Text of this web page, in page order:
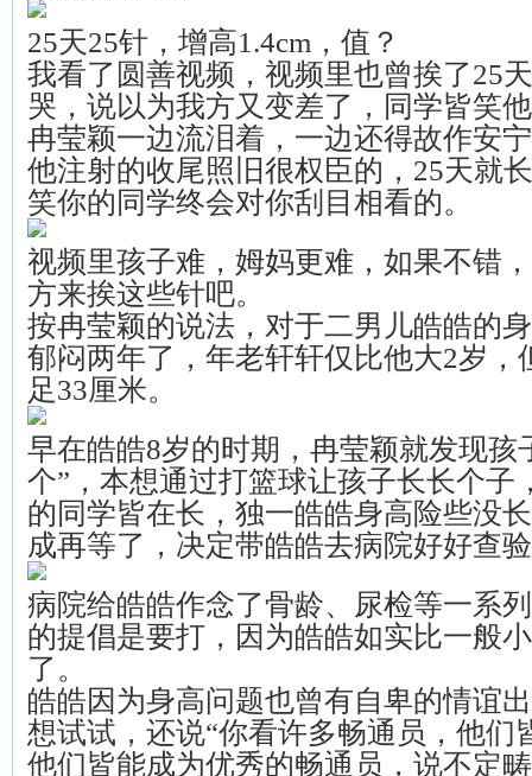
25天25针，增高1.4cm，值？
我看了圆善视频，视频里也曾挨了25
哭，说以为我方又变差了，同学皆笑
冉莹颖一边流泪着，一边还得故作安
他注射的收尾照旧很权臣的，25天就
笑你的同学终会对你刮目相看的。
视频里孩子难，姆妈更难，如果不错
方来挨这些针吧。
按冉莹颖的说法，对于二男儿皓皓的
郁闷两年了，年老轩轩仅比他大2岁，
足33厘米。
早在皓皓8岁的时期，冉莹颖就发现孩
个”，本想通过打篮球让孩子长长个子
的同学皆在长，独一皓皓身高险些没
成再等了，决定带皓皓去病院好好查
病院给皓皓作念了骨龄、尿检等一系
的提倡是要打，因为皓皓如实比一般
了。
皓皓因为身高问题也曾有自卑的情谊
想试试，还说“你看许多畅通员，他们
他们皆能成为优秀的畅通员，说不定